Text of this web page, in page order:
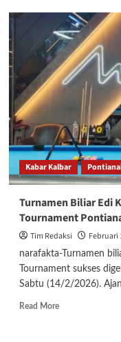
Ketua
KNPI
Pontianak
Soroti
Tata
Kelola
dan
Kesenjangan
Singgung
Banyaknya
Pengemis
Kabar Kalbar
Turnamen Biliar Edi
Tournament
Tim Redaksi Februari
narafakta-Turnamen
Tournament sukses
Sabtu (14/2/2026).
Read MoreRead